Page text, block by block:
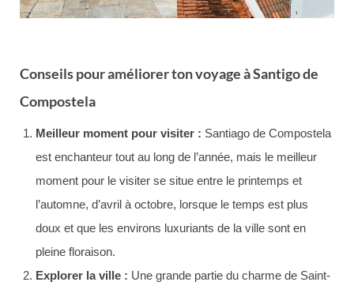
Conseils pour améliorer ton voyage à Santigo de
Compostela
Meilleur moment pour visiter : Santiago de Compostela
est enchanteur tout au long de l’année, mais le meilleur
moment pour le visiter se situe entre le printemps et
l’automne, d’avril à octobre, lorsque le temps est plus
doux et que les environs luxuriants de la ville sont en
pleine floraison.
Explorer la ville : Une grande partie du charme de Saint-